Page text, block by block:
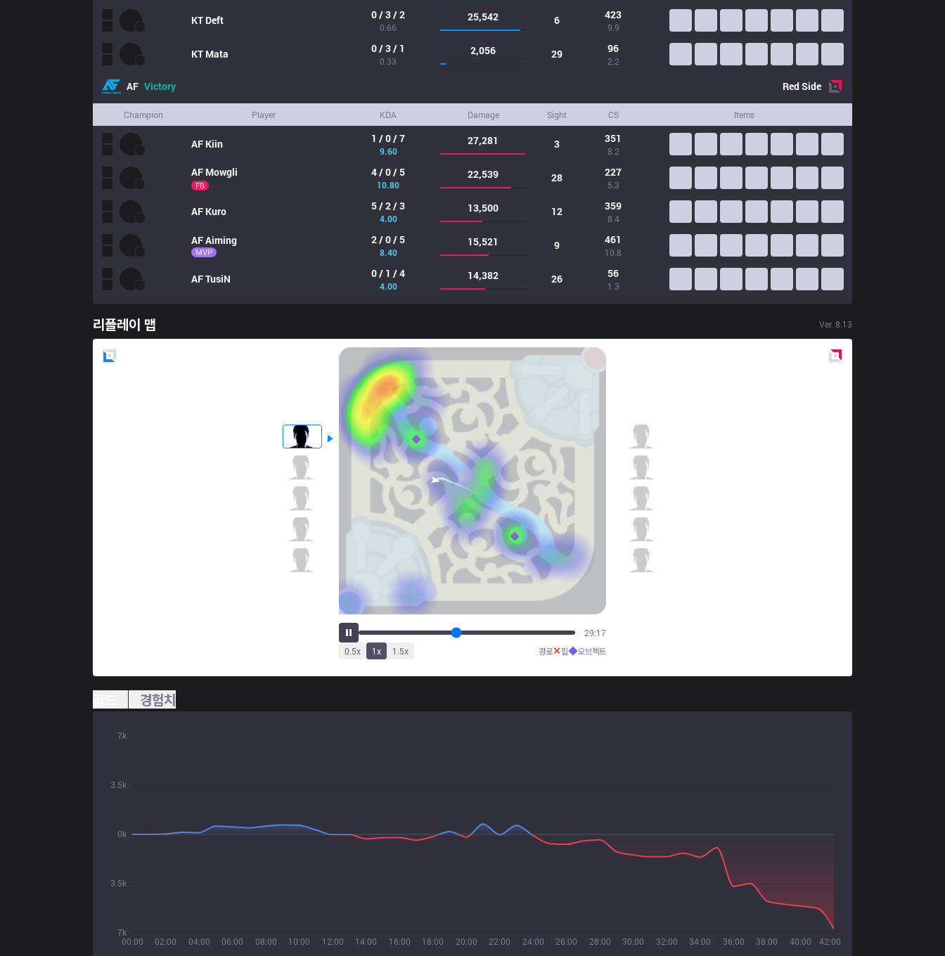
KT Deft 0 / 3 / 2
0.66
25,542 6 423
9.9
KT Mata 0 / 3 / 1
0.33
2,056 29 96
2.2
AF Victory RedSide
Champion Player KDA Damage Sight CS Items
AF Kiin 1 / 0 / 7
9.60
27,281 3 351
8.2
AF Mowgli
FB
4 / 0 / 5
10.80
22,539 28 227
5.3
AF Kuro 5 / 2 / 3
4.00
13,500 12 359
8.4
AFAiming
MVP
2 / 0 / 5
8.40
15,521 9 461
10.8
AFTusiN 0 / 1 / 4
4.00
14,382 26 56
1.3
리플레이 맵 Ver. 8.13
35:16
0.5x 1x 1.5x 경로✕킬◆오브젝트
경험치
00:00 02:00 04:00 06:00 08:00 10:00 12:00 14:00 16:00 18:00 20:00 22:00 24:00 26:00 28:00 30:00 32:00 34:00 36:00 38:00 40:00 42:00
7k
3.5k
0k
3.5k
7k